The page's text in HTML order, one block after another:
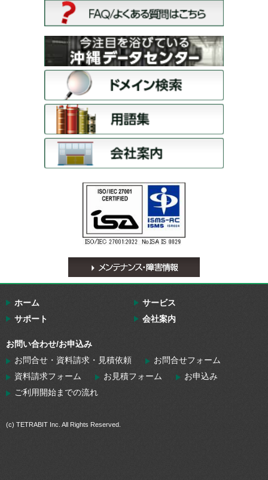
ホーム
サービス
サポート
会社案内
お問い合わせ/お申込み
お問合せ・資料請求・見積依頼
お問合せフォーム
資料請求フォーム
お見積フォーム
お申込み
ご利用開始までの流れ
(c) TETRABIT Inc. All Rights Reserved.